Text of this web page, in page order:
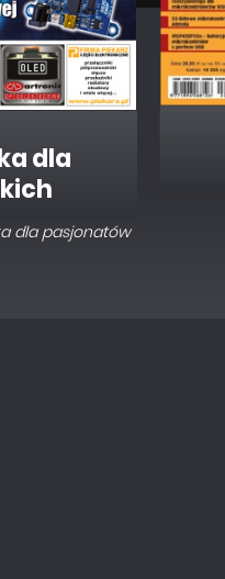
SSD1306
Wykonanie za
dla
dla pasjonatów